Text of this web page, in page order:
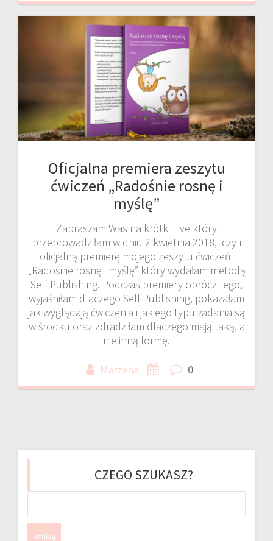
Oficjalna premiera zeszytu
ćwiczeń „Radośnie rosnę i
myślę”
Zapraszam Was na krótki Live który
przeprowadziłam w dniu 2 kwietnia 2018, czyli
oficjalną premierę mojego zeszytu ćwiczeń
„Radośnie rosnę i myślę” który wydałam metodą
Self Publishing. Podczas premiery oprócz tego,
wyjaśniłam dlaczego Self Publishing, pokazałam
jak wyglądają ćwiczenia i jakiego typu zadania są
w środku oraz zdradziłam dlaczego mają taką, a
nie inną formę.
Marzena 0
CZEGO SZUKASZ?